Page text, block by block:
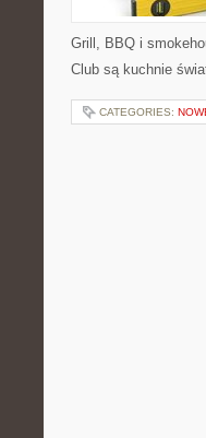
Grill, BBQ i
Club są kuchnie
CATEGORIES: